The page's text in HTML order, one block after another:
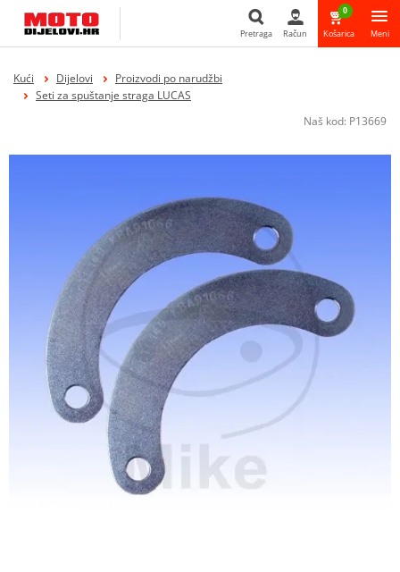
Pretraga Račun
0
Košarica Meni
Kući Dijelovi
Proizvodi po narudžbi
Seti za spuštanje straga LUCAS
Naš kod: P13669